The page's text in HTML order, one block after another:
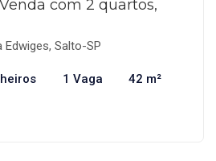
com 2 quartos,
Salto-SP
1 Vaga 42 m²